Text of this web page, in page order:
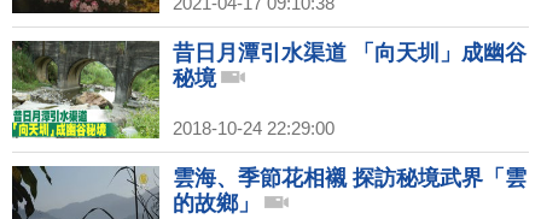
昔日月潭引水渠道 「向天圳」成幽谷
秘境
2018-10-24 22:29:00
雲海、季節花相襯 探訪秘境武界「雲
的故鄉」